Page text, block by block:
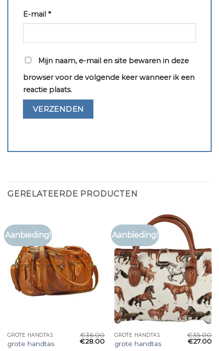
E-mail *
Mijn naam, e-mail en site bewaren in deze
browser voor de volgende keer wanneer ik een
reactie plaats.
GERELATEERDE PRODUCTEN
Aanbieding!
GROTE HANDTAS
grote handtas
€36.00
€28.00
Aanbieding!
GROTE HANDTAS
grote handtas
€35.00
€27.00